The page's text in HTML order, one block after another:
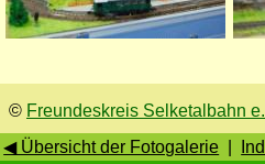
© Freundeskreis Selketalbahn e.
◀ Übersicht der Fotogalerie